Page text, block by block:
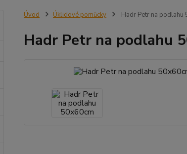
Úvod Úklidové pomůcky Hadr Petr na podlahu
Hadr Petr na podlahu